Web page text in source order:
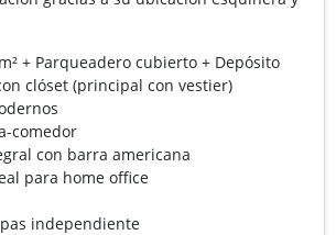
+ Parqueadero cubierto + Depósito
clóset (principal con vestier)
comedor
con barra americana
para home office
independiente